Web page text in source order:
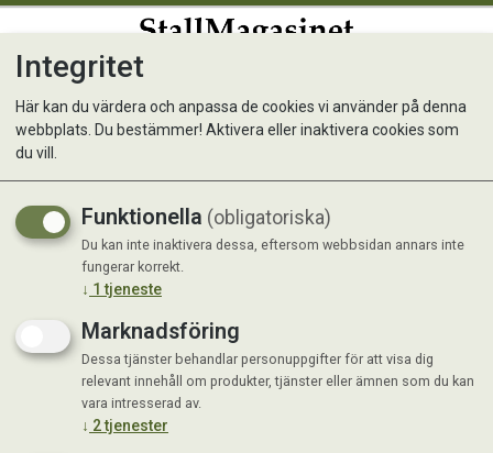
MUSH Treats - Frystorkat
Nöt Hjärta 50 g
Nyhet
Integritet
Här kan du värdera och anpassa de cookies vi använder på denna
webbplats. Du bestämmer! Aktivera eller inaktivera cookies som
du vill.
Funktionella (obligatoriska)
Du kan inte inaktivera dessa, eftersom webbsidan annars inte
fungerar korrekt.
↓ 1 tjeneste
Marknadsföring
Dessa tjänster behandlar personuppgifter för att visa dig
relevant innehåll om produkter, tjänster eller ämnen som du kan
vara intresserad av.
↓ 2tjenester